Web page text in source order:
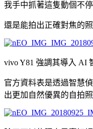
我手中抓著這隻動個不
還是能拍出正確對焦的
vivo Y81 強調其導入 AI
官方資料表是透過智慧
出更加自然優異的自拍照